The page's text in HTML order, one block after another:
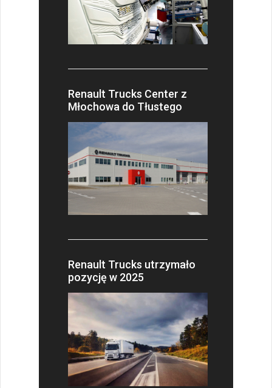
Renault Trucks Center z
Młochowa do Tłustego
Renault Trucks utrzymało
pozycję w 2025